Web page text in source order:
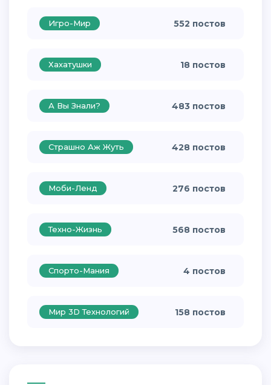
Игро-Мир 552 постов
Хахатушки 18 постов
А Вы Знали? 483 постов
Страшно Аж Жуть 428 постов
Моби-Ленд 276 постов
Техно-Жизнь 568 постов
Спорто-Мания 4 постов
Мир 3D Технологий 158 постов